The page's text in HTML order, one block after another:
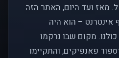
מאז ועד היום, האתר הזה
– הוא היה
כולנו. מקום שבו נרקמו
פאנפיקים, והתקיימו